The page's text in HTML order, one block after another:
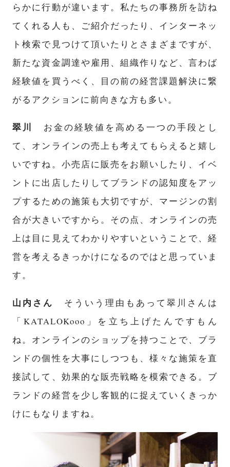
らかに行動が違います。私たちの事務所を訪ね
てくれる人も、ご紹介だったり、インターネッ
ト検索で見つけて頂いたりとさまざまですが、
新たな資金調達や雇用、組織作りなど、言わば
経験値を買うべく、目の前の経営課題解決に繋
がるアクションに前向きな方も多い。
翠川
お金の経験値を高める一つの手段とし
て、オンラインの売上も考えてもらえると嬉し
いですね。小売店に販売をお願いしたり、イベ
ントに出店したりしてブランドの認知度をアッ
プするための施策も大切ですが、マージンの割
合が大きいですから。その点、オンラインの売
上は目に見えてわかりやすいということで、経
営を考えるきっかけになるのではと思っていま
す。
山内さん
そういう理由もあって翠川さんは
「KATALOKooo」を立ち上げたんですもん
ね。オンラインのショップを持つことで、ブラ
ンドの個性を大事にしつつも、様々な施策を直
接試して、効果的な販売戦略を模索できる。ブ
ランドの経営を少し客観的に捉えていくきっか
けにもなりますね。